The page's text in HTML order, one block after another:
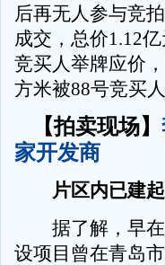
后再无人参与竞
成交，总价1.12
竞买人举牌应价
方米被88号竞买
【拍卖现场】
家开发商
片区内已建
据了解，早在
设项目曾在青岛